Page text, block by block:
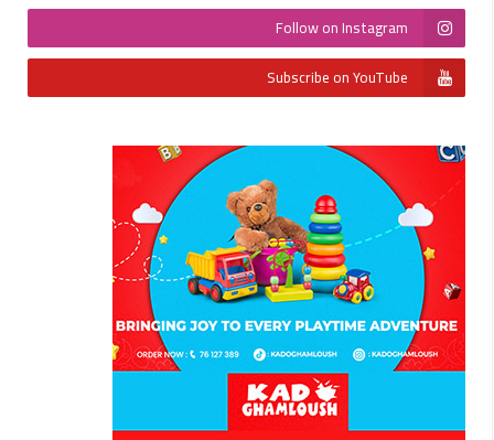
Follow on Instagram
Subscribe on YouTube